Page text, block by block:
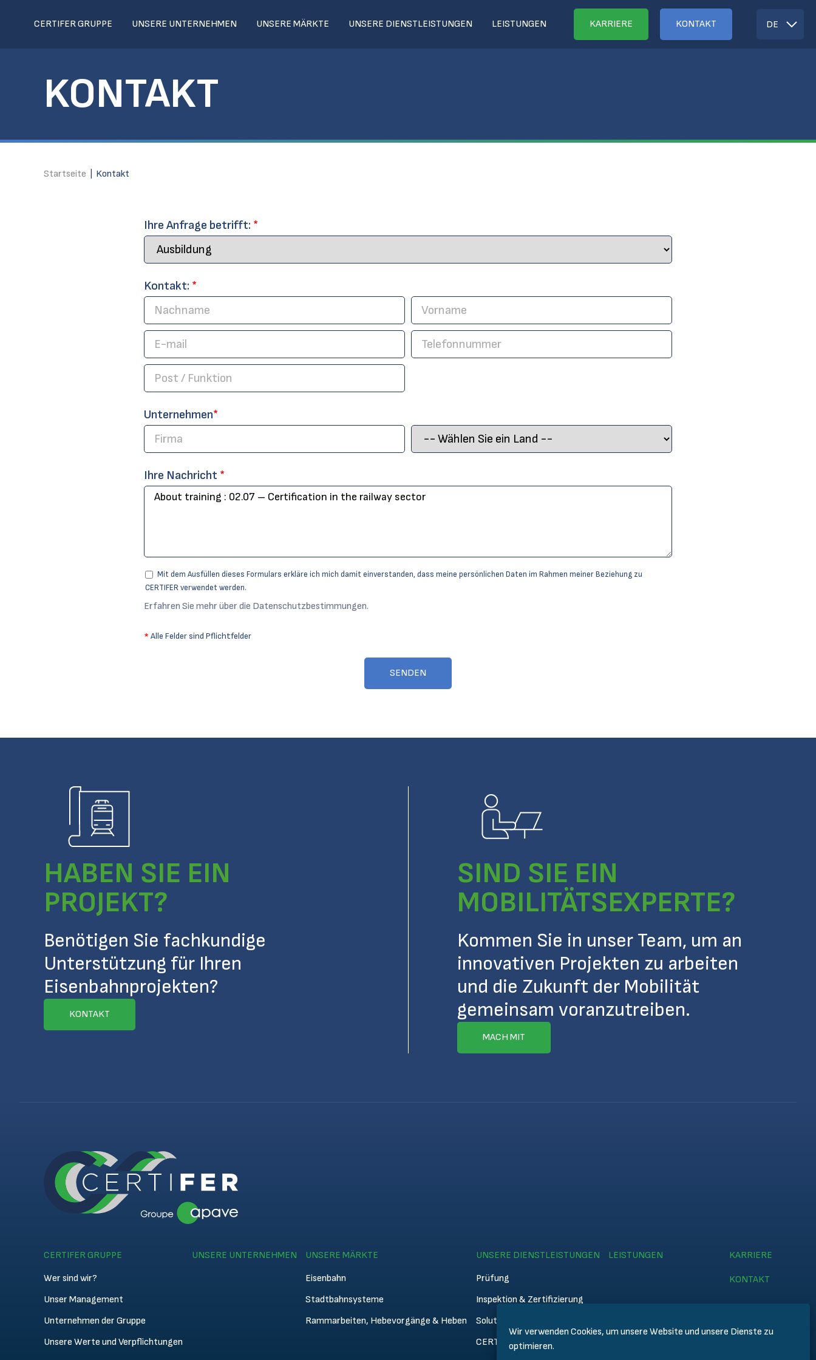
Wir verwenden Cookies, um unsere Website und unsere Dienste zu
optimieren.
CERTIFER GRUPPE UNSERE UNTERNEHMEN UNSERE MÄRKTE UNSERE DIENSTLEISTUNGEN LEISTUNGEN KARRIERE KONTAKT DE
KONTAKT
Startseite Kontakt
Ihre Anfrage betrifft: *
Kontakt: *
Unternehmen*
Ihre Nachricht *
Mit dem Ausfüllen dieses Formulars erkläre ich mich damit einverstanden, dass meine persönlichen Daten im Rahmen meiner Beziehung zu
CERTIFER verwendet werden.
Erfahren Sie mehr über die Datenschutzbestimmungen.
* Alle Felder sind Pflichtfelder
HABEN SIE EIN
PROJEKT?
Benötigen Sie fachkundige
Unterstützung für Ihren
Eisenbahnprojekten?
KONTAKT
SIND SIE EIN
MOBILITÄTSEXPERTE?
Kommen Sie in unser Team, um an
innovativen Projekten zu arbeiten
und die Zukunft der Mobilität
gemeinsam voranzutreiben.
MACH MIT
CERTIFER GRUPPE
Wer sind wir?
Unser Management
Unternehmen der Gruppe
Unsere Werte und Verpflichtungen
UNSERE UNTERNEHMEN
UNSERE MÄRKTE
Eisenbahn
Stadtbahnsysteme
Rammarbeiten, Hebevorgänge & Heben
UNSERE DIENSTLEISTUNGEN
Prüfung
Inspektion & Zertifizierung
Solutions
CERTIFER Academy
LEISTUNGEN KARRIERE
KONTAKT